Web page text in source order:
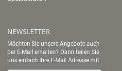
NEWSLETTER
Möchten Sie unsere Angebote auch
per E-Mail erhalten? Dann teilen Sie
uns einfach Ihre E-Mail Adresse mit.